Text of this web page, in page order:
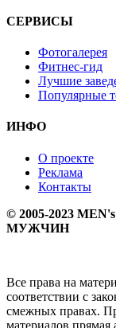
СЕРВИСЫ
Фотогалерея
Фитнес-гид
Лучшие
Популярные
ИНФО
О проекте
Реклама
Контакты
© 2005-2023
МУЖЧИН
Все права на
соответствии с
смежных правах.
материалов прямая